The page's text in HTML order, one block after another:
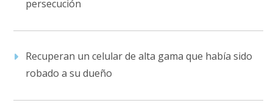
persecución
Recuperan un celular de alta gama que había sido
robado a su dueño